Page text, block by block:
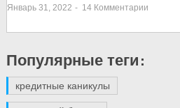
Январь 31, 2022 - 14Комментарии
Популярные теги:
кредитные каникулы